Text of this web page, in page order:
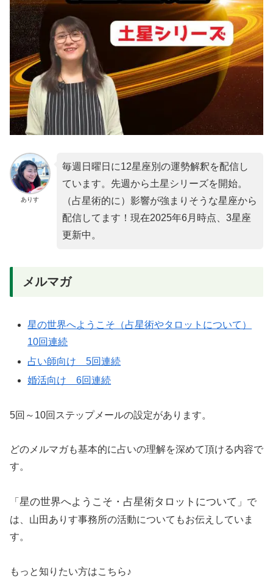
ありす
毎週日曜日に12星座別の運勢解釈を配信し
ています。先週から土星シリーズを開始。
（占星術的に）影響が強まりそうな星座から
配信してます！現在2025年6月時点、3星座
更新中。
メルマガ
星の世界へようこそ（占星術やタロットについて）
10回連続
占い師向け 5回連続
婚活向け 6回連続
5回～10回ステップメールの設定があります。
どのメルマガも基本的に占いの理解を深めて頂ける内容で
す。
「 星の世界へようこそ・占星術タロットについて 」で
は、山田ありす事務所の活動についてもお伝えしていま
す。
もっと知りたい方はこちら♪